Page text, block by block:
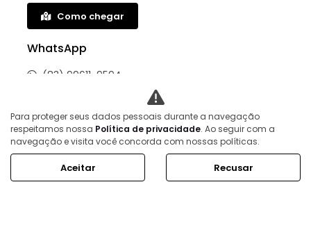
Como chegar
WhatsApp
(83) 99611-9594
HORÁRIOS DE FUNCIONAMENTO
Showroom
Segunda a sexta, das 8h às 18h.
Sábado, das 8h às 14h.
Para proteger seus dados pessoais durante a navegação
respeitamos nossa Política de privacidade. Ao seguir com a
navegação e visita você concorda com nossas políticas.
Aceitar Recusar